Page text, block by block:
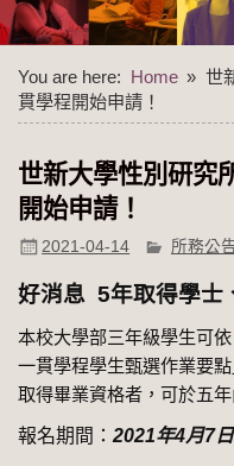
You are here: Home
世
貫學程開始申請！
世新大學性別研究
開始申請！
2021-04-14 所務公
好消息 5年取得學士
本校大學部三年級學生可
一貫學程學生甄選作業要
取得畢業資格者，可於五
報名期間：2021年4月7